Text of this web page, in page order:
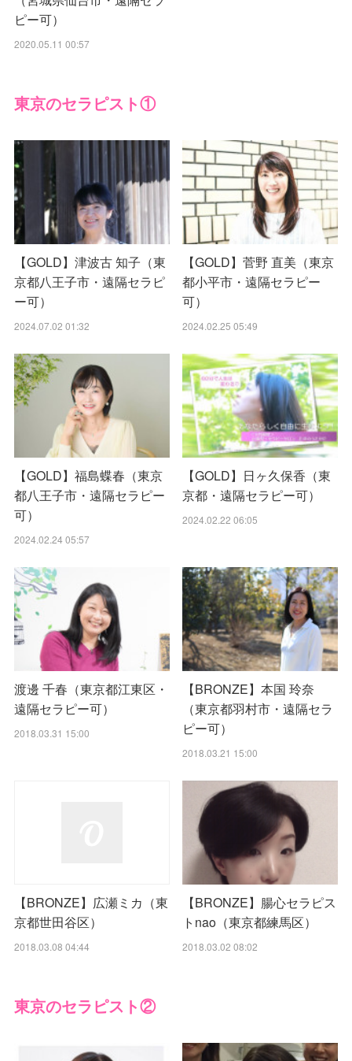
ピー可）
2020.05.11 00:57
東京のセラピスト①
【GOLD】津波古 知子（東
京都八王子市・遠隔セラピ
ー可）
2024.07.02 01:32
【GOLD】菅野 直美（東京
都小平市・遠隔セラピー
可）
2024.02.25 05:49
【GOLD】福島蝶春（東京
都八王子市・遠隔セラピー
可）
2024.02.24 05:57
【GOLD】日ヶ久保香（東
京都・遠隔セラピー可）
2024.02.22 06:05
渡邊 千春（東京都江東区・
遠隔セラピー可）
2018.03.31 15:00
【BRONZE】本国 玲奈
（東京都羽村市・遠隔セラ
ピー可）
2018.03.21 15:00
【BRONZE】広瀬ミカ（東
京都世田谷区）
2018.03.08 04:44
【BRONZE】腸心セラピス
トnao（東京都練馬区）
2018.03.02 08:02
東京のセラピスト②